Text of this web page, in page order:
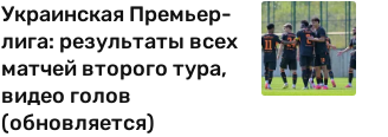
Украинская Премьер-
лига: результаты всех
матчей второго тура,
видео голов
(обновляется)